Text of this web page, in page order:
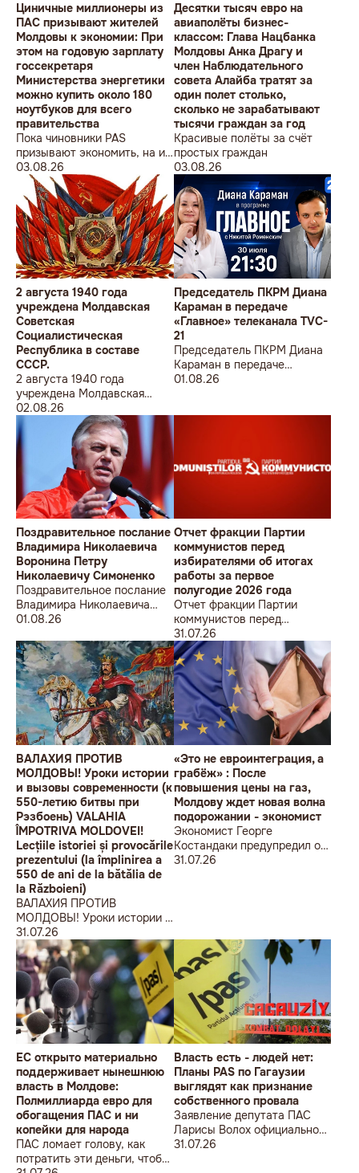
Циничные миллионеры из
ПАС призывают жителей
Молдовы к экономии: При
этом на годовую зарплату
госсекретаря
Министерства энергетики
можно купить около 180
ноутбуков для всего
правительства
Пока чиновники PAS
призывают экономить, на их
собственные доходы можно
купить технику для целого
учреждения
03.08.26
Десятки тысяч евро на
авиаполёты бизнес-
классом: Глава Нацбанка
Молдовы Анка Драгу и
член Наблюдательного
совета Алайба тратят за
один полет столько,
сколько не зарабатывают
тысячи граждан за год
Красивые полёты за счёт
простых граждан
03.08.26
2 августа 1940 года
учреждена Молдавская
Советская
Социалистическая
Республика в составе
СССР.
2 августа 1940 года
учреждена Молдавская
Советская
Социалистическая
Республика в составе
СССР.
02.08.26
Председатель ПКРМ Диана
Караман в передаче
«Главное» телеканала TVC-
21
Председатель ПКРМ Диана
Караман в передаче
«Главное» телеканала TVC-
01.08.26
Поздравительное послание
Владимира Николаевича
Воронина Петру
Николаевичу Симоненко
Поздравительное послание
Владимира Николаевича
Воронина Петру
01.08.26
Отчет фракции Партии
коммунистов перед
избирателями об итогах
работы за первое
полугодие 2026 года
Отчет фракции Партии
коммунистов перед
избирателями об итогах
работы за первое полугодие
2026 года
31.07.26
ВАЛАХИЯ ПРОТИВ
МОЛДОВЫ! Уроки истории
и вызовы современности (к
550-летию битвы при
Рэзбоень) VALAHIA
ÎMPOTRIVA MOLDOVEI!
Lecțiile istoriei și provocările
prezentului (la împlinirea a
550 de ani de la bătălia de
la Războieni)
ВАЛАХИЯ ПРОТИВ
МОЛДОВЫ! Уроки истории и
вызовы современности (к
550-летию битвы при
Рэзбоень) VALAHIA
ÎMPOTRIVA MOLDOVEI!
Lecțiile istoriei și provocările
prezentului (la împlinirea a
550 de ani de la bătălia de la
Războieni)
31.07.26
«Это не евроинтеграция, а
грабёж» : После
повышения цены на газ,
Молдову ждет новая волна
подорожании - экономист
Экономист Георге
Костандаки предупредил о
новой волне роста цен
31.07.26
ЕС открыто материально
поддерживает нынешнюю
власть в Молдове:
Полмиллиарда евро для
обогащения ПАС и ни
копейки для народа
ПАС ломает голову, как
потратить эти деньги, чтобы
Власть есть - людей нет:
Планы PAS по Гагаузии
выглядят как признание
собственного провала
Заявление депутата ПАС
Ларисы Волох официально
подтвердило провал
31.07.26